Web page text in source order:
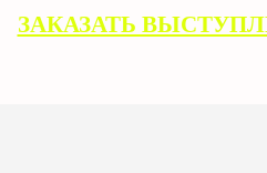
ЗАКАЗАТЬ